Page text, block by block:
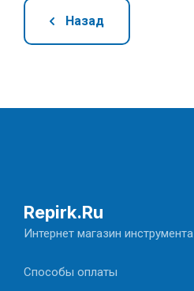
Назад
Repirk.Ru
Интернет магазин инструмента
Способы оплаты